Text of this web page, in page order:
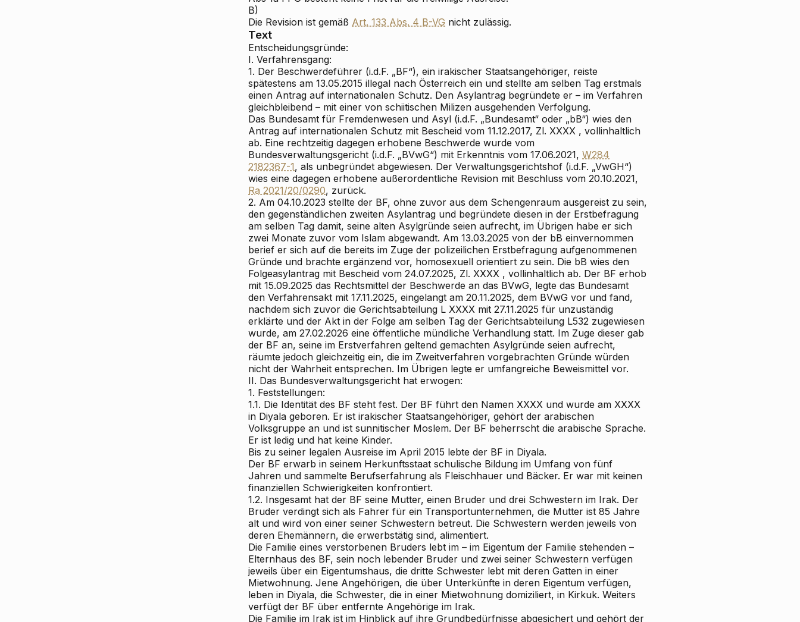
B)
Die Revision ist gemäß Art. 133 Abs. 4 B-VG nicht zulässig.
Text
Entscheidungsgründe:
I. Verfahrensgang:
1. Der Beschwerdeführer (i.d.F. „BF“), ein irakischer Staatsangehöriger, reiste
spätestens am 13.05.2015 illegal nach Österreich ein und stellte am selben Tag erstmals
einen Antrag auf internationalen Schutz. Den Asylantrag begründete er – im Verfahren
gleichbleibend – mit einer von schiitischen Milizen ausgehenden Verfolgung.
Das Bundesamt für Fremdenwesen und Asyl (i.d.F. „Bundesamt“ oder „bB“) wies den
Antrag auf internationalen Schutz mit Bescheid vom 11.12.2017, Zl. XXXX , vollinhaltlich
ab. Eine rechtzeitig dagegen erhobene Beschwerde wurde vom
Bundesverwaltungsgericht (i.d.F. „BVwG“) mit Erkenntnis vom 17.06.2021, W284
2182367-1, als unbegründet abgewiesen. Der Verwaltungsgerichtshof (i.d.F. „VwGH“)
wies eine dagegen erhobene außerordentliche Revision mit Beschluss vom 20.10.2021,
Ra 2021/20/0290, zurück.
2. Am 04.10.2023 stellte der BF, ohne zuvor aus dem Schengenraum ausgereist zu sein,
den gegenständlichen zweiten Asylantrag und begründete diesen in der Erstbefragung
am selben Tag damit, seine alten Asylgründe seien aufrecht, im Übrigen habe er sich
zwei Monate zuvor vom Islam abgewandt. Am 13.03.2025 von der bB einvernommen
berief er sich auf die bereits im Zuge der polizeilichen Erstbefragung aufgenommenen
Gründe und brachte ergänzend vor, homosexuell orientiert zu sein. Die bB wies den
Folgeasylantrag mit Bescheid vom 24.07.2025, Zl. XXXX , vollinhaltlich ab. Der BF erhob
mit 15.09.2025 das Rechtsmittel der Beschwerde an das BVwG, legte das Bundesamt
den Verfahrensakt mit 17.11.2025, eingelangt am 20.11.2025, dem BVwG vor und fand,
nachdem sich zuvor die Gerichtsabteilung L XXXX mit 27.11.2025 für unzuständig
erklärte und der Akt in der Folge am selben Tag der Gerichtsabteilung L532 zugewiesen
wurde, am 27.02.2026 eine öffentliche mündliche Verhandlung statt. Im Zuge dieser gab
der BF an, seine im Erstverfahren geltend gemachten Asylgründe seien aufrecht,
räumte jedoch gleichzeitig ein, die im Zweitverfahren vorgebrachten Gründe würden
nicht der Wahrheit entsprechen. Im Übrigen legte er umfangreiche Beweismittel vor.
II. Das Bundesverwaltungsgericht hat erwogen:
1. Feststellungen:
1.1. Die Identität des BF steht fest. Der BF führt den Namen XXXX und wurde am XXXX
in Diyala geboren. Er ist irakischer Staatsangehöriger, gehört der arabischen
Volksgruppe an und ist sunnitischer Moslem. Der BF beherrscht die arabische Sprache.
Er ist ledig und hat keine Kinder.
Bis zu seiner legalen Ausreise im April 2015 lebte der BF in Diyala.
Der BF erwarb in seinem Herkunftsstaat schulische Bildung im Umfang von fünf
Jahren und sammelte Berufserfahrung als Fleischhauer und Bäcker. Er war mit keinen
finanziellen Schwierigkeiten konfrontiert.
1.2. Insgesamt hat der BF seine Mutter, einen Bruder und drei Schwestern im Irak. Der
Bruder verdingt sich als Fahrer für ein Transportunternehmen, die Mutter ist 85 Jahre
alt und wird von einer seiner Schwestern betreut. Die Schwestern werden jeweils von
deren Ehemännern, die erwerbstätig sind, alimentiert.
Die Familie eines verstorbenen Bruders lebt im – im Eigentum der Familie stehenden –
Elternhaus des BF, sein noch lebender Bruder und zwei seiner Schwestern verfügen
jeweils über ein Eigentumshaus, die dritte Schwester lebt mit deren Gatten in einer
Mietwohnung. Jene Angehörigen, die über Unterkünfte in deren Eigentum verfügen,
leben in Diyala, die Schwester, die in einer Mietwohnung domiziliert, in Kirkuk. Weiters
verfügt der BF über entfernte Angehörige im Irak.
Die Familie im Irak ist im Hinblick auf ihre Grundbedürfnisse abgesichert und gehört der